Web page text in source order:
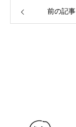
前の記事